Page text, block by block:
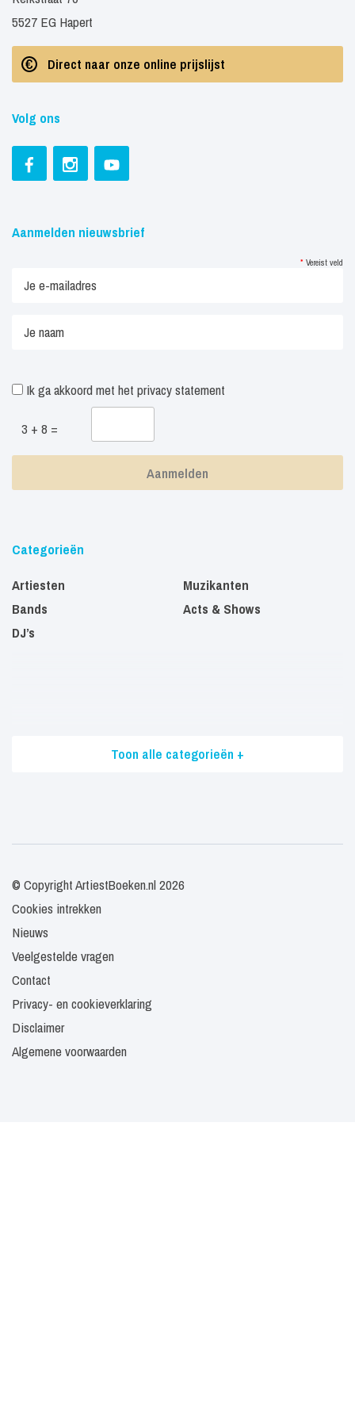
5527 EG Hapert
Direct naar onze online prijslijst
Volg ons
Aanmelden nieuwsbrief
* Vereist veld
Ik ga akkoord met het privacy statement
3 + 8 =
Categorieën
Artiesten
Bands
DJ’s
Muzikanten
Acts & Shows
Toon alle categorieën +
© Copyright ArtiestBoeken.nl 2026
Cookies intrekken
Nieuws
Veelgestelde vragen
Contact
Privacy- en cookieverklaring
Disclaimer
Algemene voorwaarden